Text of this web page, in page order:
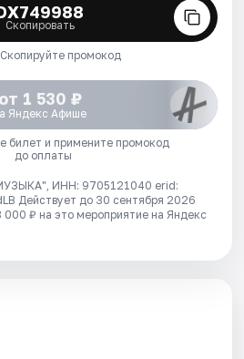
Скопировать
промокод
от 1 530 ₽
Яндекс Афише
билет и примените промокод
до оплаты
ИНН: 9705121040 erid:
Действует до 30 сентября 2026
000 ₽ на это мероприятие на Яндекс